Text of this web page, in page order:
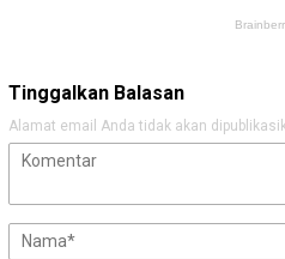
Tinggalkan Balasan
Alamat email Anda tidak akan